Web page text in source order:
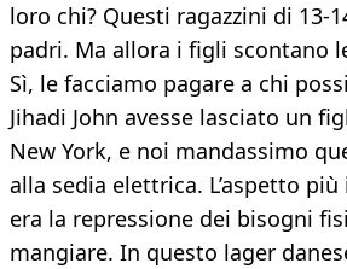
loro chi? Questi ragazzini di 13-
padri. Ma allora i figli scontano
Sì, le facciamo pagare a chi
Jihadi John avesse lasciato un
New York, e noi mandassimo
alla sedia elettrica. L’aspetto
era la repressione dei bisogni
mangiare. In questo lager